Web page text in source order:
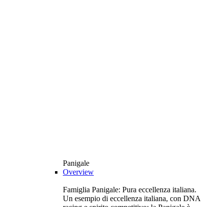
Panigale
Overview
Famiglia Panigale: Pura eccellenza italiana.
Un esempio di eccellenza italiana, con DNA